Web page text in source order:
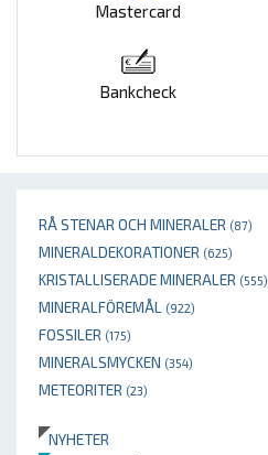
RÅ STENAR OCH MINERALER (87)
MINERALDEKORATIONER (625)
KRISTALLISERADE MINERALER (555)
MINERALFÖREMÅL (922)
FOSSILER (175)
MINERALSMYCKEN (354)
METEORITER (23)
NYHETER
Mastercard
Bankcheck